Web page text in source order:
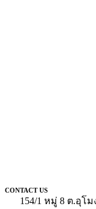
CONTACT US
154/1 หมู่ 8 ต.อุโ